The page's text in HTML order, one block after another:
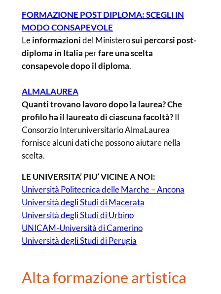
FORMAZIONE POST DIPLOMA: SCEGLI IN
MODO CONSAPEVOLE
Leinformazionidel Ministerosui percorsi post-
diploma in Italia perfare una scelta
consapevole dopo il diploma.
ALMALAUREA
Quanti trovano lavoro dopo la laurea? Che
profilo ha il laureato di ciascuna facoltà?Il
Consorzio Interuniversitario AlmaLaurea
fornisce alcuni dati che possono aiutare nella
scelta.
LE UNIVERSITA’ PIU’ VICINE A NOI:
Università Politecnica delle Marche – Ancona
Università degli Studi di Macerata
Università degli Studi di Urbino
UNICAM-Università di Camerino
Università degli Studi di Perugia
Alta formazione artistica